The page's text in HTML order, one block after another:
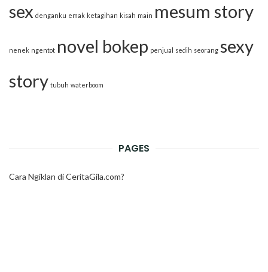
sex denganku emak ketagihan kisah main mesum story
nenek ngentot novel bokep penjual sedih seorang sexy
story tubuh waterboom
PAGES
Cara Ngiklan di CeritaGila.com?